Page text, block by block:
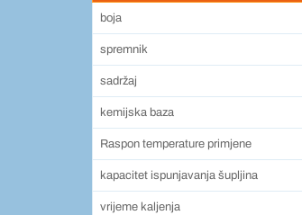
boja
spremnik
sadržaj
kemijska baza
Raspon temperature primjene
kapacitet ispunjavanja šupljina
vrijeme kaljenja